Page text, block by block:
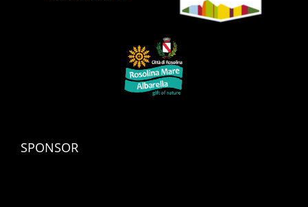
SPONSOR